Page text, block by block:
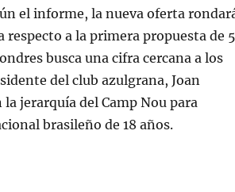
el informe, la nueva oferta
a la primera propuesta de
busca una cifra cercana a los
del club azulgrana, Joan
jerarquía del Camp Nou para
brasileño de 18 años.